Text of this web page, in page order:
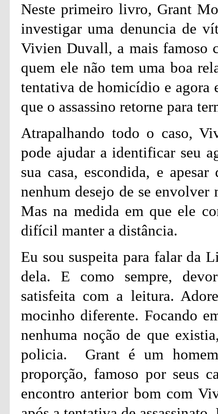
Neste primeiro livro, Grant
investigar uma denuncia de
Vivien Duvall, a mais famoso
quem ele não tem uma boa
tentativa de homicídio e agora
que o assassino retorne para
Atrapalhando todo o caso,
pode ajudar a identificar seu
sua casa, escondida, e
nenhum desejo de se envolver
Mas na medida em que ele
difícil manter a distância.
Eu sou suspeita para falar da
dela. E como sempre,
satisfeita com a leitura.
mocinho diferente. Focando
nenhuma noção de que
policia. Grant é um
proporção, famoso por seus
encontro anterior bom com